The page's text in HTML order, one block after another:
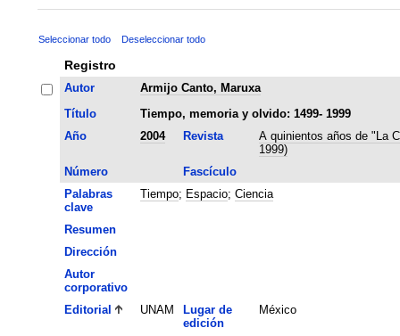
Seleccionar todo Deseleccionar todo
Registro
Autor
Armijo Canto, Maruxa
Título
Tiempo, memoria y olvido: 1499- 1999
Año
2004 Revista
A quinientos años de "La
1999)
Número
Fascículo
Palabras
clave
Tiempo; Espacio; Ciencia
Resumen
Dirección
Autor
corporativo
Editorial
UNAM
Lugar de
edición
México